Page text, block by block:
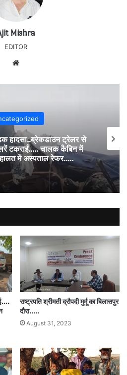
Mishra
EDITOR
हादसा..ब्रेकडाउन ट्रेलर से
टकराईं….. चालक कैबिन में
में अस्पताल रेफर…..
राष्ट्रपति श्रीमती द्रौपदी मुर्मू का बिलासपुर
दौरा…..
August 31, 2023